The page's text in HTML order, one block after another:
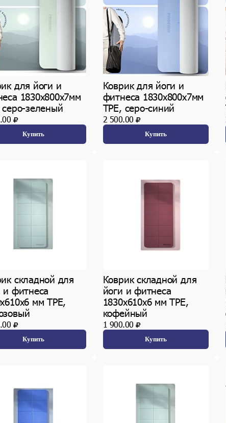
для йоги и
1830х800х7мм
серо-зеленый
Купить
Коврик для йоги и
фитнеса 1830х800х7мм
TPE, серо-синий
2 500.00
Купить
складной для
и фитнеса
мм TPE,
Купить
Коврик складной для
йоги и фитнеса
1830х610х6 мм TPE,
кофейный
1 900.00
Купить